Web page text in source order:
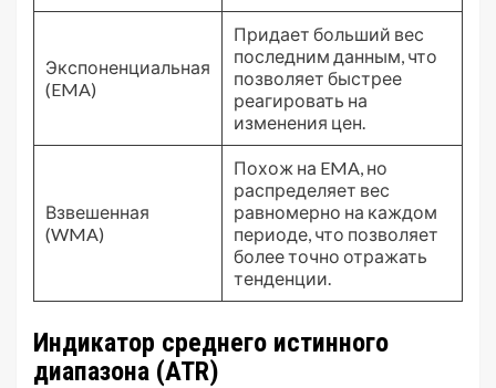
Экспоненциальная
(EMA)
Придает больший вес
последним данным, что
позволяет быстрее
реагировать на
изменения цен.
Взвешенная
(WMA)
Похож на EMA, но
распределяет вес
равномерно на каждом
периоде, что позволяет
более точно отражать
тенденции.
Индикатор среднего истинного
диапазона (ATR)